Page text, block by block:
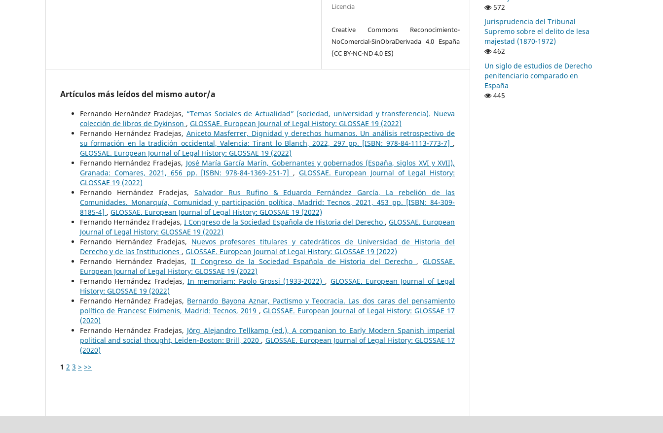
Licencia
Creative Commons Reconocimiento-
NoComercial-SinObraDerivada 4.0 España
(CC BY-NC-ND 4.0 ES)
Artículos más leídos del mismo autor/a
Fernando Hernández Fradejas, “Temas Sociales de Actualidad” (sociedad, universidad y transferencia). Nueva
colección de libros de Dykinson , GLOSSAE. European Journal of Legal History: GLOSSAE 19 (2022)
Fernando Hernández Fradejas, Aniceto Masferrer, Dignidad y derechos humanos. Un análisis retrospectivo de
su formación en la tradición occidental, Valencia: Tirant lo Blanch, 2022, 297 pp. [ISBN: 978-84-1113-773-7] ,
GLOSSAE. European Journal of Legal History: GLOSSAE 19 (2022)
Fernando Hernández Fradejas, José María García Marín, Gobernantes y gobernados (España, siglos XVI y XVII),
Granada: Comares, 2021, 656 pp. [ISBN: 978-84-1369-251-7] , GLOSSAE. European Journal of Legal History:
GLOSSAE 19 (2022)
Fernando Hernández Fradejas, Salvador Rus Rufino & Eduardo Fernández García, La rebelión de las
Comunidades. Monarquía, Comunidad y participación política, Madrid: Tecnos, 2021, 453 pp. [ISBN: 84-309-
8185-4] , GLOSSAE. European Journal of Legal History: GLOSSAE 19 (2022)
Fernando Hernández Fradejas,I Congreso de la Sociedad Española de Historia del Derecho , GLOSSAE. European
Journal of Legal History: GLOSSAE 19 (2022)
Fernando Hernández Fradejas, Nuevos profesores titulares y catedráticos de Universidad de Historia del
Derecho y de las Instituciones , GLOSSAE. European Journal of Legal History: GLOSSAE 19 (2022)
Fernando Hernández Fradejas, II Congreso de la Sociedad Española de Historia del Derecho ,GLOSSAE.
European Journal of Legal History: GLOSSAE 19 (2022)
Fernando Hernández Fradejas, In memoriam: Paolo Grossi (1933-2022) , GLOSSAE. European Journal of Legal
History: GLOSSAE 19 (2022)
Fernando Hernández Fradejas, Bernardo Bayona Aznar, Pactismo y Teocracia. Las dos caras del pensamiento
político de Francesc Eiximenis, Madrid: Tecnos, 2019 ,GLOSSAE. European Journal of Legal History: GLOSSAE 17
(2020)
Fernando Hernández Fradejas, Jörg Alejandro Tellkamp (ed.), A companion to Early Modern Spanish imperial
political and social thought, Leiden-Boston: Brill, 2020 , GLOSSAE. European Journal of Legal History: GLOSSAE 17
(2020)
1 2 3 > >>
572
Jurisprudencia del Tribunal
Supremo sobre el delito de lesa
majestad (1870-1972)
462
Un siglo de estudios de Derecho
penitenciario comparado en
España
445